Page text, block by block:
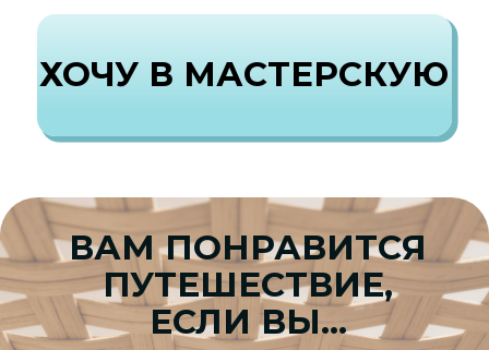
ПОЧЕМУ ИМЕННО
Не требует сложной подготовки
Долговечен и практичен